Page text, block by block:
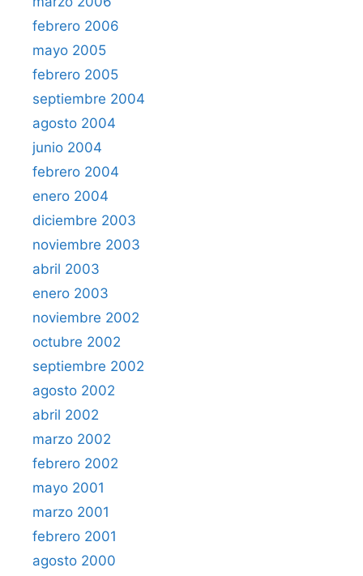
febrero 2006
mayo 2005
febrero 2005
septiembre 2004
agosto 2004
junio 2004
febrero 2004
enero 2004
diciembre 2003
noviembre 2003
abril 2003
enero 2003
noviembre 2002
octubre 2002
septiembre 2002
agosto 2002
abril 2002
marzo 2002
febrero 2002
mayo 2001
marzo 2001
febrero 2001
agosto 2000